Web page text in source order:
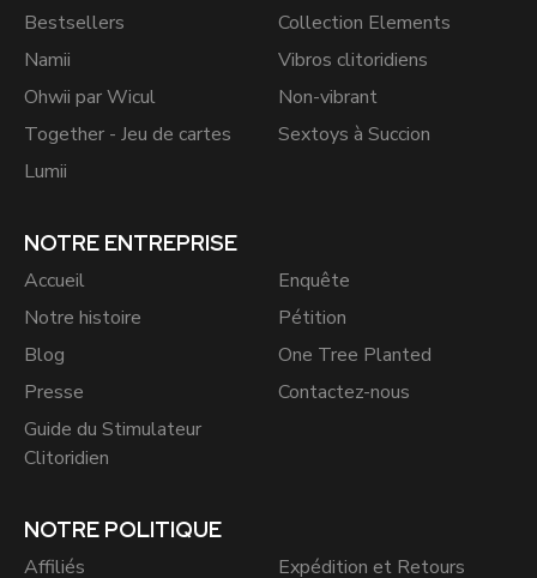
Bestsellers
Namii
Ohwii par Wicul
Together - Jeu de cartes
Lumii
Collection Elements
Vibros clitoridiens
Non-vibrant
Sextoys à Succion
NOTRE ENTREPRISE
Accueil
Notre histoire
Blog
Presse
Guide du Stimulateur
Clitoridien
Enquête
Pétition
One Tree Planted
Contactez-nous
NOTRE POLITIQUE
Affiliés Expédition et Retours